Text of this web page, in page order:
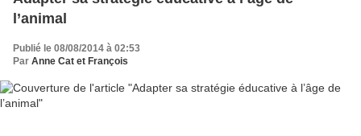
l’animal
Publié le 08/08/2014 à 02:53
Par Anne Cat et François